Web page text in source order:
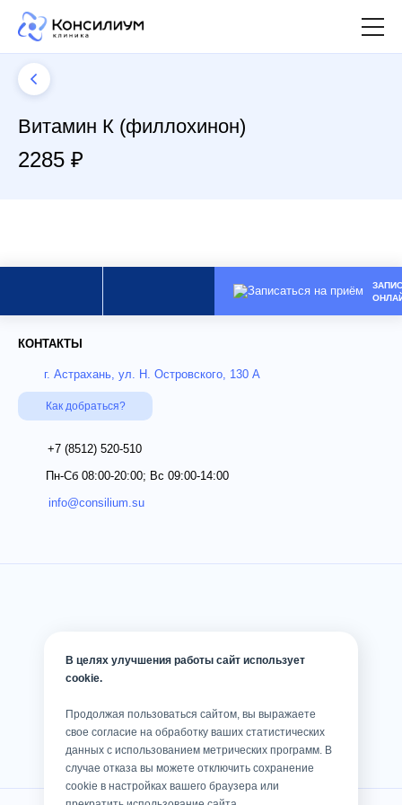
Витамин К (филлохинон)
2285 ₽
КОНТАКТЫ
г. Астрахань, ул. Н. Островского, 130 А
Как добраться?
+7 (8512) 520-510
Пн-Сб 08:00-20:00; Вс 09:00-14:00
info@consilium.su
В целях улучшения работы сайт использует
cookie.
Продолжая пользоваться сайтом, вы выражаете
свое согласие на обработку ваших статистических
данных с использованием метрических программ. В
случае отказа вы можете отключить сохранение
cookie в настройках вашего браузера или